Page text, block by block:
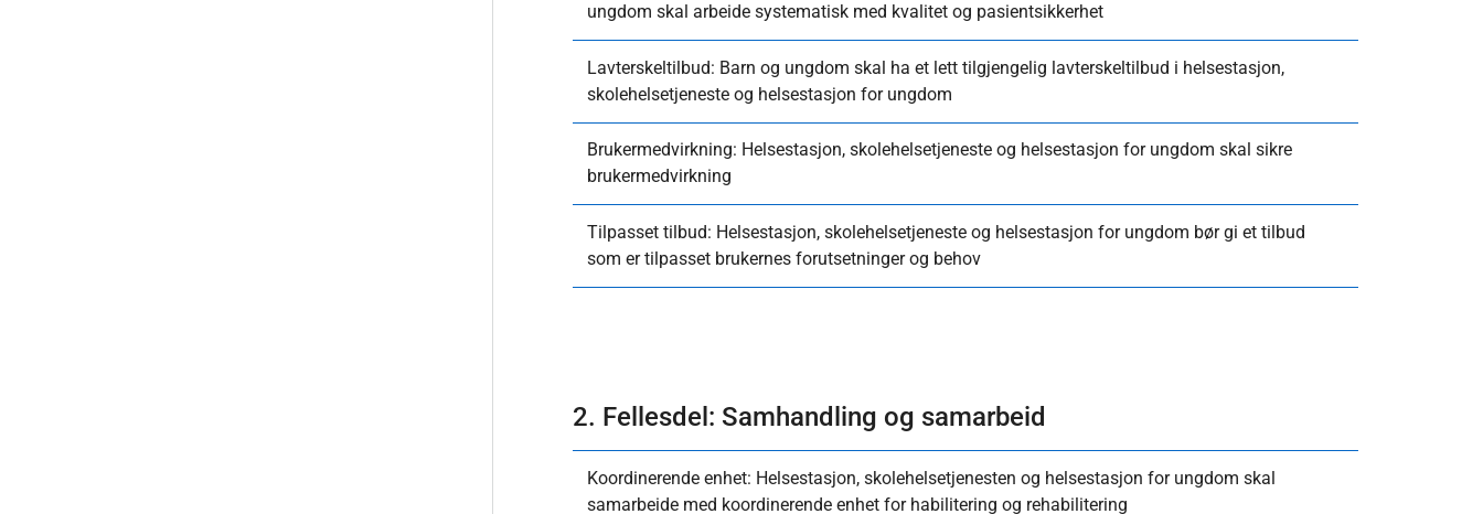
ungdom skal arbeide systematisk med kvalitet og pasientsikkerhet
Lavterskeltilbud: Barn og ungdom skal ha et lett tilgjengelig lavterskeltilbud i helsestasjon,
skolehelsetjeneste og helsestasjon for ungdom
Brukermedvirkning: Helsestasjon, skolehelsetjeneste og helsestasjon for ungdom skal sikre
brukermedvirkning
Tilpasset tilbud: Helsestasjon, skolehelsetjeneste og helsestasjon for ungdom bør gi et tilbud
som er tilpasset brukernes forutsetninger og behov
2. Fellesdel: Samhandling og samarbeid
Koordinerende enhet: Helsestasjon, skolehelsetjenesten og helsestasjon for ungdom skal
samarbeide med koordinerende enhet for habilitering og rehabilitering